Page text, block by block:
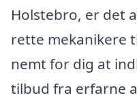
Holstebro, er det
rette mekanikere
nemt for dig at
tilbud fra erfarne